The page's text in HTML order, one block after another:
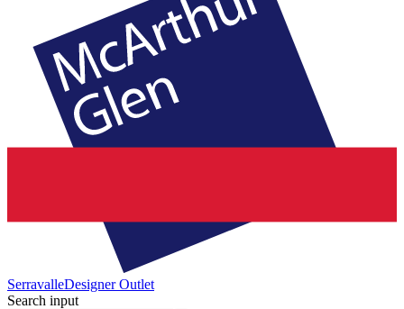
SerravalleDesigner Outlet
Search input